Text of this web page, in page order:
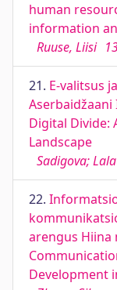
human
information
Ruuse, Liisi
21. E-valitsus
Aserbaidžaani
Digital Divide:
Landscape
Sadigova; Lala
22.
arengus Hiina
Development